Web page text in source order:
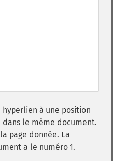
hyperlien à une position
le même document.
page donnée. La
a le numéro 1.